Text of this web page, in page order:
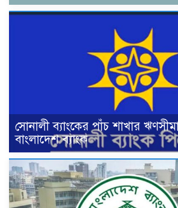
সোনালী ব্যাংকের পাঁচ শাখার
বাংলাদেশ ব্যাংক